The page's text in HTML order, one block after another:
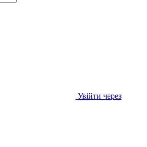
Увійти через